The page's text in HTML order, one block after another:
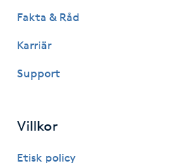
Käkledsbehandling
Laserbehandling
Lashlift Keratin
Fakta & Råd
Karriär
Support
Villkor
Etisk policy